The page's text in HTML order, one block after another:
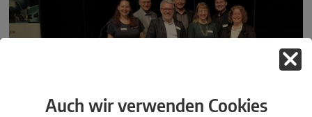
Auch wir verwenden Cookies